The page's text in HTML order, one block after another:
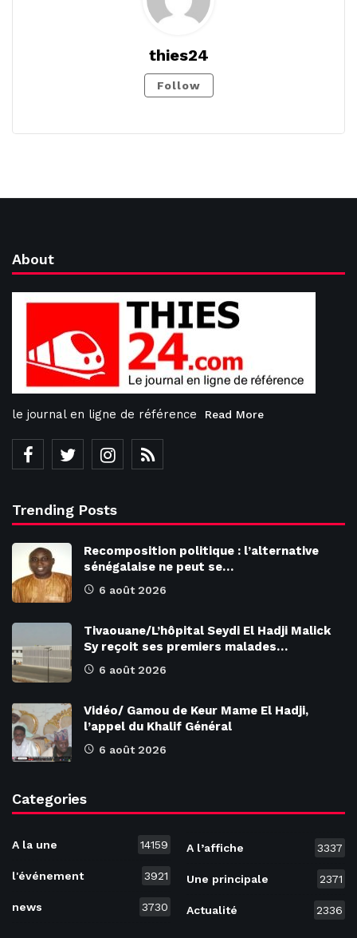
thies24
Follow
About
le journal en ligne de référence Read More
Trending Posts
Recomposition politique : l’alternative
sénégalaise ne peut se…
6 août 2026
Tivaouane/L’hôpital Seydi El Hadji Malick
Sy reçoit ses premiers malades…
6 août 2026
Vidéo/ Gamou de Keur Mame El Hadji,
l’appel du Khalif Général
6 août 2026
Categories
A la une 14159
l'événement 3921
news 3730
A l’affiche 3337
Une principale 2371
Actualité 2336